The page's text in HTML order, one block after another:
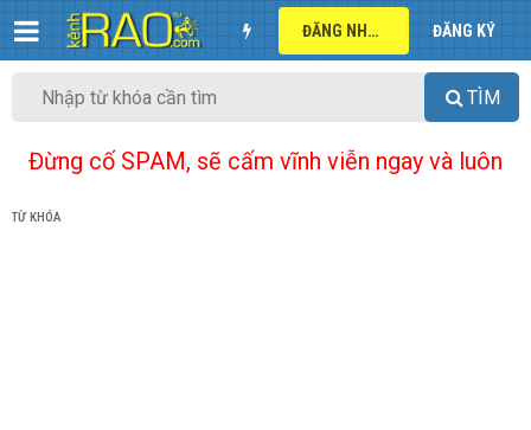
ĐĂNG NHẬP ĐĂNG KÝ
TÌM
Đừng cố SPAM, sẽ cấm vĩnh viễn ngay và luôn
TỪ KHÓA